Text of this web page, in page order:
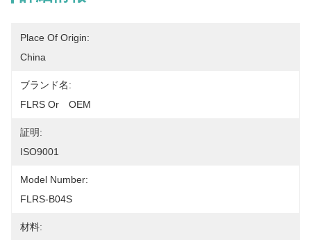
Place Of Origin:
China
ブランド名:
FLRS Or　OEM
証明:
ISO9001
Model Number:
FLRS-B04S
材料: